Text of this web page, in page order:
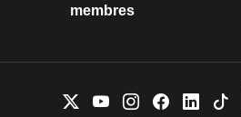
membres